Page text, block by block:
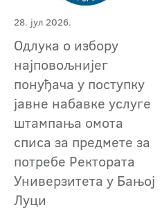
28. јул 2026.
Одлука о избору
најповољнијег
понуђача у поступку
јавне набавке услуге
штампања омота
списа за предмете за
потребе Ректората
Универзитета у Бањој
Луци